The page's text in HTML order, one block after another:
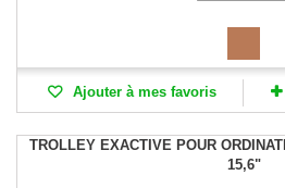
Ajouter à mes favoris
TROLLEY EXACTIVE POUR
15,6"